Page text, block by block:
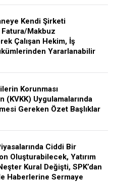
Kendi Şirketi
Makbuz
Çalışan Hekim, İş
Yararlanabilir
Korunması
(KVKK) Uygulamalarında
Gereken Özet Başlıklar
Ciddi Bir
Oluşturabilecek, Yatırım
Kural Değişti, SPK’dan
Haberlerine Sermaye